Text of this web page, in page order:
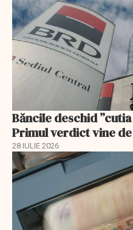
Băncile deschid
Primul verdict vine de
28 IULIE 2026